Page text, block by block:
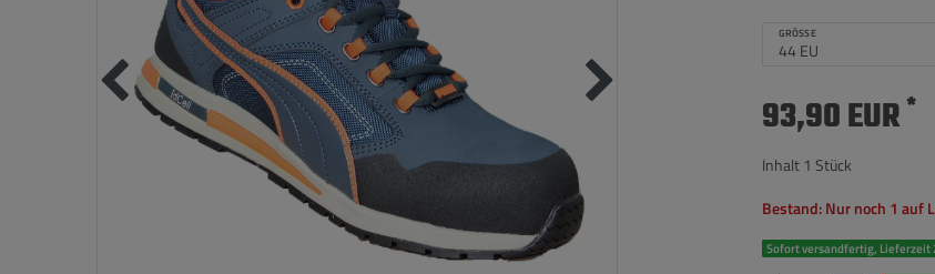
GRÖSSE
93,90 EUR*
Inhalt 1 Stück
Bestand: Nur noch 1 auf
Sofort versandfertig, Lieferzeit